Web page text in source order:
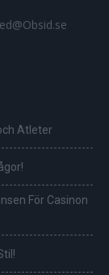
Atleter
För Casinon